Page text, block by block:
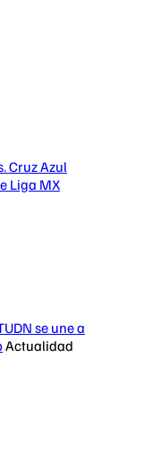
Cruz Azul
Liga MX
se une a
Actualidad